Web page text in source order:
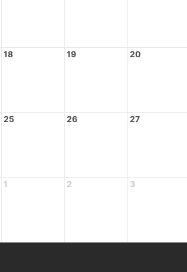
18 19 20
25 26 27
1 2 3